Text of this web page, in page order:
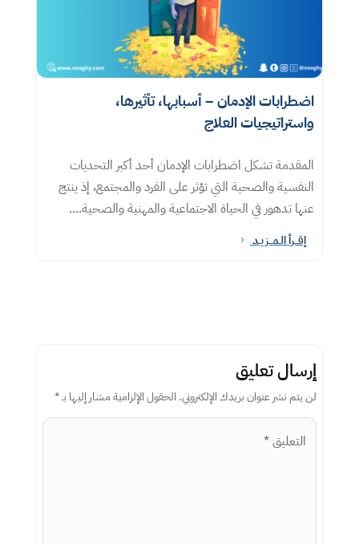
اضطرابات الإدمان – أسبابها، تأثيرها،
واستراتيجيات العلاج
المقدمة تشكل اضطرابات الإدمان أحد أكبر التحديات
النفسية والصحية التي تؤثر على الفرد والمجتمع، إذ ينتج
عنها تدهور في الحياة الاجتماعية والمهنية والصحية....
إقــرأ الـمــزيـد 5
إرسال تعليق
لن يتم نشر عنوان بريدك الإلكتروني. الحقول الإلزامية مشار إليها بـ*